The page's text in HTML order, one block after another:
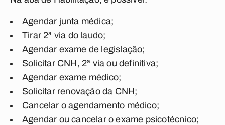
Agendar junta médica;
Tirar 2ª via do laudo;
Agendar exame de legislação;
Solicitar CNH, 2ª via ou definitiva;
Agendar exame médico;
Solicitar renovação da CNH;
Cancelar o agendamento médico;
Agendar ou cancelar o exame psicotécnico;